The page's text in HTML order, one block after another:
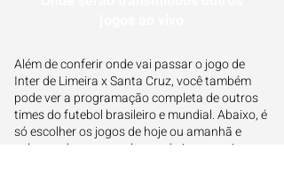
Além de conferir onde vai passar o jogo de
Inter de Limeira x Santa Cruz, você também
pode ver a programação completa de outros
times do futebol brasileiro e mundial. Abaixo, é
só escolher os jogos de hoje ou amanhã e
saber onde acompanhar cada jogo ao vivo: